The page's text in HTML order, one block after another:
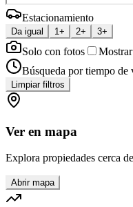
Estacionamiento
Da igual 1+ 2+ 3+
Solo con fotos
Búsqueda por tiempo de
Limpiar filtros
Ver en mapa
Explora propiedades cerca
Abrir mapa